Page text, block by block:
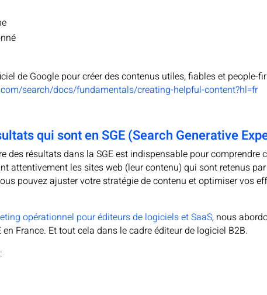
de Google pour créer des contenus utiles, fiables et people-
search/docs/fundamentals/creating-helpful-content?hl=fr
qui sont en SGE (Search Generative
des résultats dans la SGE est indispensable pour comprendre
attentivement les sites web (leur contenu) qui sont retenus
pouvez ajuster votre stratégie de contenu et optimiser vos
opérationnel pour éditeurs de logiciels et SaaS, nous
en France. Et tout cela dans le cadre éditeur de logiciel B2B.